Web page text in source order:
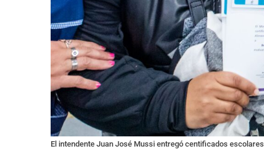
El intendente Juan José Mussi entregó centificados escolares